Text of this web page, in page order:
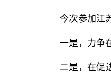
今次参加江
一是，力争
二是，在促